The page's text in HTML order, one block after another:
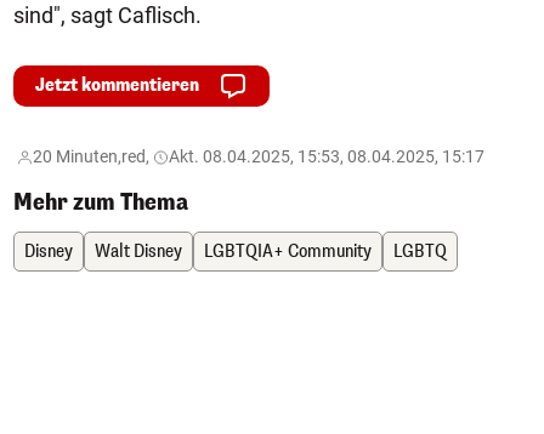
sind", sagt Caflisch.
Jetzt kommentieren
20 Minuten,red, Akt. 08.04.2025, 15:53, 08.04.2025, 15:17
Mehr zum Thema
Disney Walt Disney LGBTQIA+ Community LGBTQ